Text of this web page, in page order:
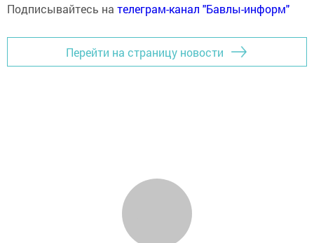
Подписывайтесь на телеграм-канал "Бавлы-информ"
Перейти на страницу новости